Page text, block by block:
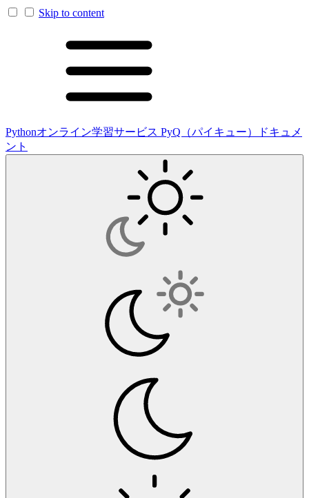
Skip to content
Pythonオンライン学習サービス PyQ（パイキュー）ドキュメ
ント